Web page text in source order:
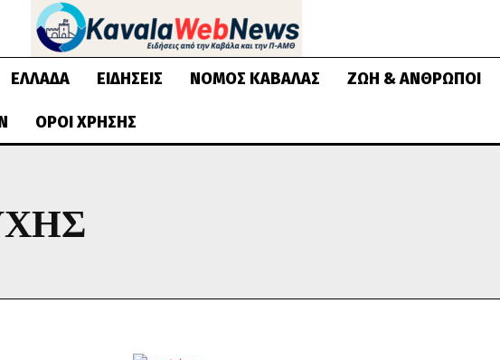
ΕΛΛΆΔΑ ΕΙΔΉΣΕΙΣ ΝΟΜΌΣ ΚΑΒΆΛΑΣ ΖΩΉ & ΆΝΘΡΩΠΟΙ
ΌΡΟΙ ΧΡΉΣΗΣ